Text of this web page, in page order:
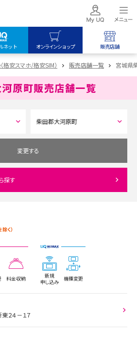
ネット オンラインショップ 販売店舗
約の方
イト
ップ
格安スマホ/格安SIM） 販売店舗一覧 宮城県
原町販売店舗一覧
変更する
探す
く）
料金収納
新規
申し込み
機種変更
２４－１７